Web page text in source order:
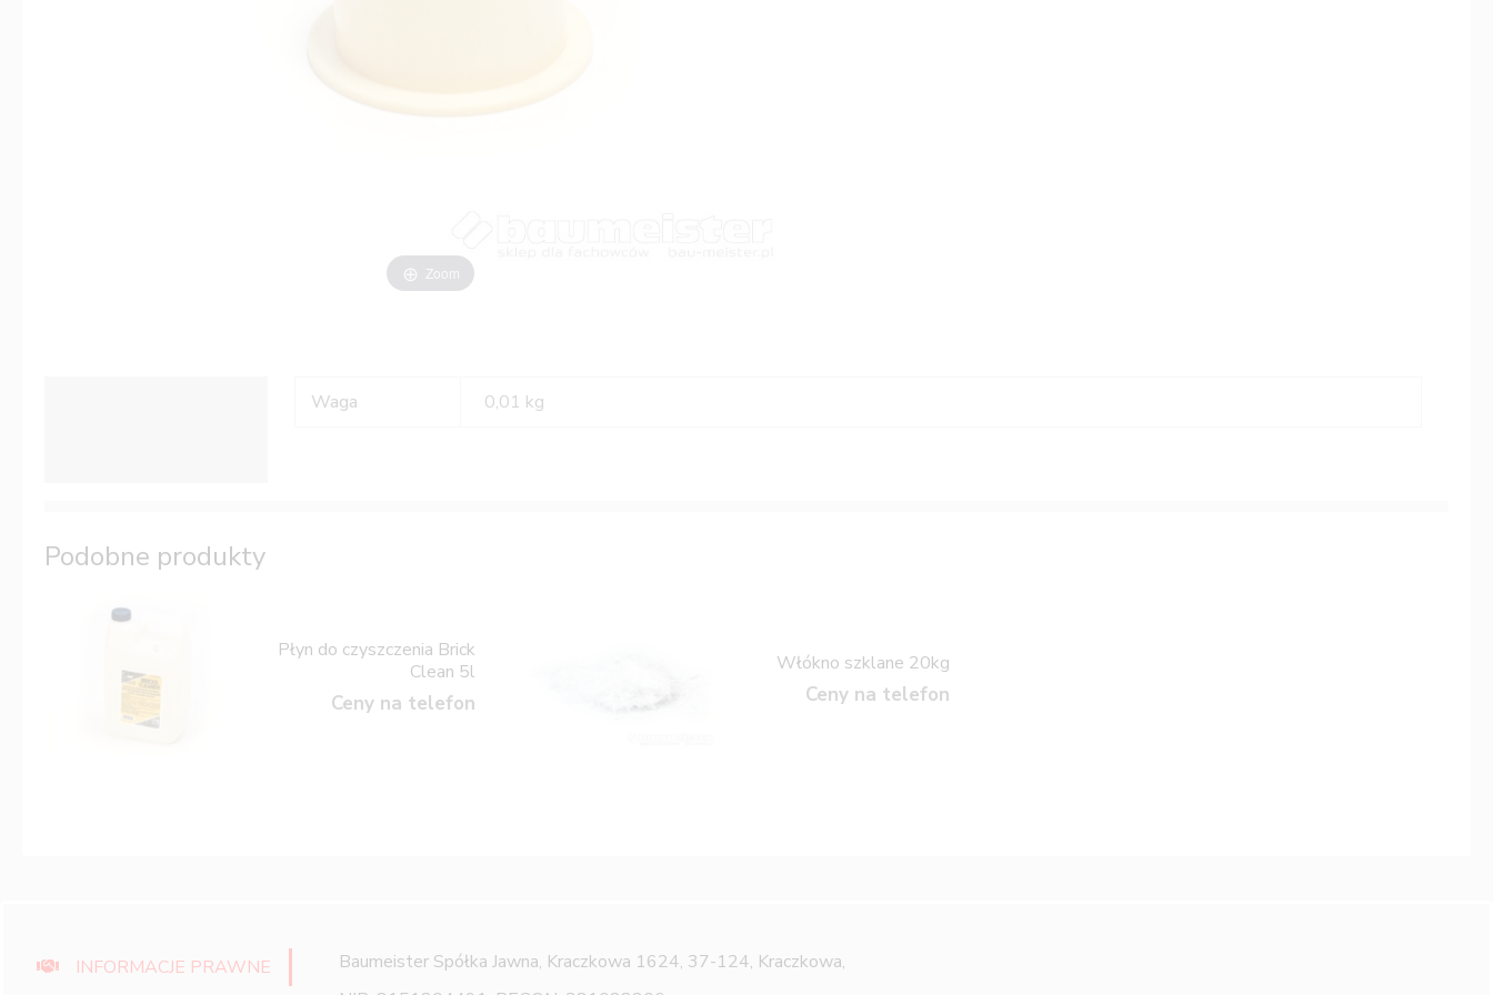
Zoom
Waga 0,01 kg
Podobne produkty
Płyn do czyszczenia Brick
Clean 5l
Ceny na telefon
Włókno szklane 20kg
Ceny na telefon
INFORMACJE PRAWNE
Baumeister Spółka Jawna, Kraczkowa 1624, 37-124, Kraczkowa,